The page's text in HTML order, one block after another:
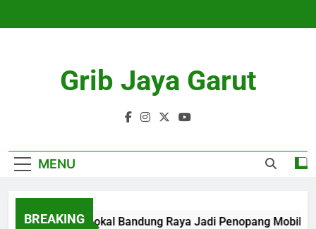
Grib Jaya Garut
MENU
BREAKINGKA Lokal Bandung Raya Jadi Penopang